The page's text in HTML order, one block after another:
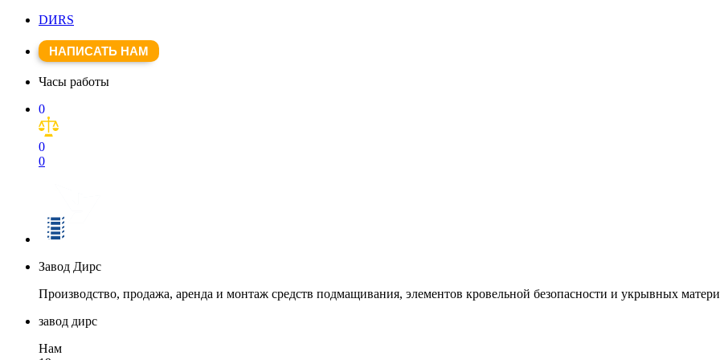
DИRS
НАПИСАТЬ НАМ
Часы работы
0
0
0
Завод Дирс
Производство, продажа, аренда и монтаж средств подмащивания, элементов кровельной безопасности и укрывных
завод дирс
Нам